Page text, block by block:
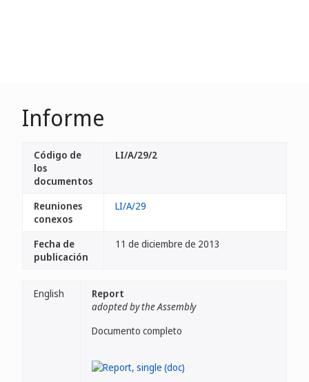
Informe
Código de
los
documentos
LI/A/29/2
Reuniones
conexos
LI/A/29
Fecha de
publicación
11 de diciembre de 2013
English
Report
adopted by the Assembly
Documento completo